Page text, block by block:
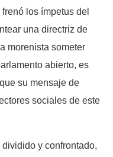
los ímpetus del
una directriz de
morenista someter
abierto, es
su mensaje de
sociales de este
y confrontado,